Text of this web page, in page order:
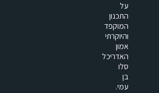
על
התכנון
המוקפד
והיוקרתי
אמון
האדריכל
סלו
בן
עמי.